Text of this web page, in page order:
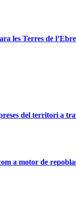
les Terres de
del territori a
a motor de